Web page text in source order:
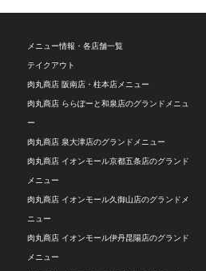
メニュー情報・各店舗一覧
テイクアウト
肉丸商店 阪南店・柱本店メニュー
肉丸商店 ららぽーと和泉店のグランドメニュ
ー
肉丸商店 泉大津店のグランドメニュー
肉丸商店 イオンモール京都五条店のグランド
メニュー
肉丸商店 イオンモール久御山店のグランドメ
ニュー
肉丸商店 イオンモール伊丹昆陽店のグランド
メニュー